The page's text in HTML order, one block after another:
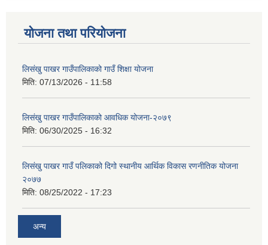
योजना तथा परियोजना
लिसंखु पाखर गाउँपालिकाको गाउँ शिक्षा योजना
मिति: 07/13/2026 - 11:58
लिसंखु पाखर गाउँपालिकाको आवधिक योजना-२०७९
मिति: 06/30/2025 - 16:32
लिसंखु पाखर गाउँ पलिकाको दिगो स्थानीय आर्थिक विकास रणनीतिक योजना
२०७७
मिति: 08/25/2022 - 17:23
अन्य